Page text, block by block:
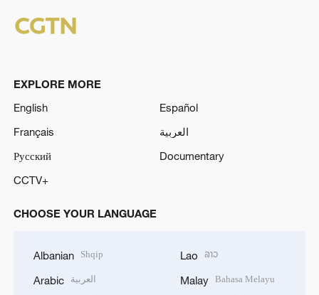
EXPLORE MORE
English
Español
Français
العربية
Русский
Documentary
CCTV+
CHOOSE YOUR LANGUAGE
Albanian Shqip
Arabic العربية
Lao ລາວ
Malay Bahasa Melayu